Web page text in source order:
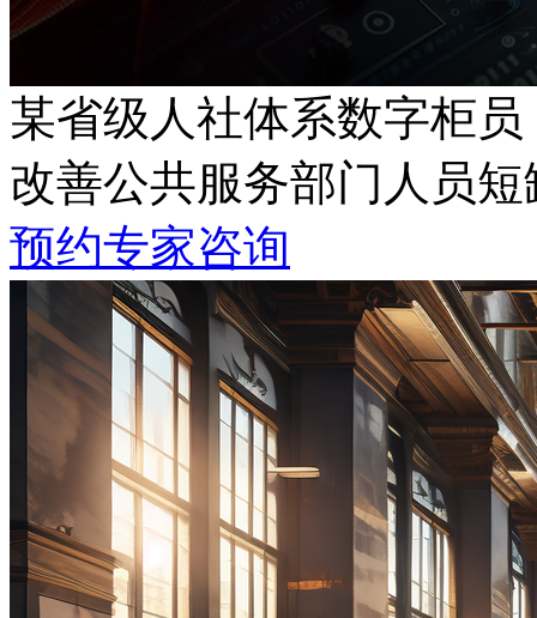
某省级人社体系数字柜员
改善公共服务部门人员短
预约专家咨询